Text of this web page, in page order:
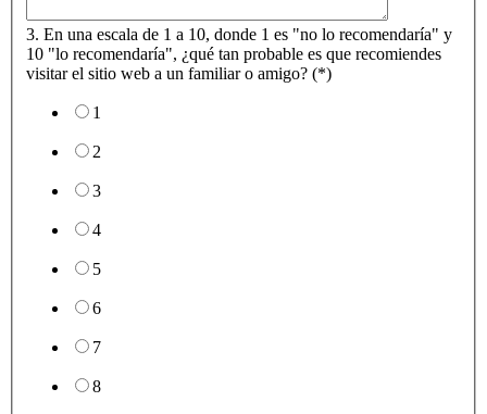
3. En una escala de 1 a 10, donde 1 es "no lo recomendaría" y
10 "lo recomendaría", ¿qué tan probable es que recomiendes
visitar el sitio web a un familiar o amigo? (*)
1
2
3
4
5
6
7
8